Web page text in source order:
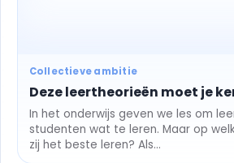
Collectieve ambitie
Deze leertheorieën moet je
In het onderwijs geven we les om
studenten wat te leren. Maar op
zij het beste leren? Als...